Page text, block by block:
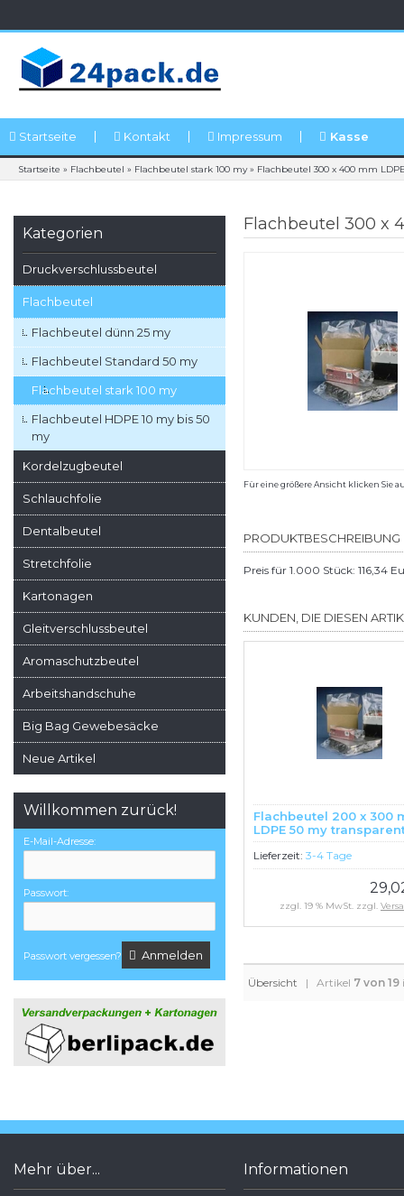
Startseite Kontakt Impressum Kasse
Startseite » Flachbeutel » Flachbeutel stark 100 my» Flachbeutel 300 x 400 mm
Kategorien
Druckverschlussbeutel
Flachbeutel
Flachbeutel dünn 25 my
Flachbeutel Standard 50 my
Flachbeutel stark 100 my
Flachbeutel HDPE 10 my bis 50
my
Kordelzugbeutel
Schlauchfolie
Dentalbeutel
Stretchfolie
Kartonagen
Gleitverschlussbeutel
Aromaschutzbeutel
Arbeitshandschuhe
Big Bag Gewebesäcke
Neue Artikel
Willkommen zurück!
E-Mail-Adresse:
Passwort:
Passwort vergessen? Anmelden
Flachbeutel 300 x
Für eine größere Ansicht klicken Sie
PRODUKTBESCHREIBUNG
Preis für 1.000 Stück: 116,34
KUNDEN, DIE DIESEN
Flachbeutel 200 x 300
LDPE 50 my
Stück
Lieferzeit: 3-4 Tage
zzgl. 19 % MwSt. zzgl.
Übersicht | Artikel 7 von 19
Mehr über... Informationen